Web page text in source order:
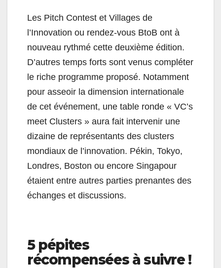
Les Pitch Contest et Villages de
l’Innovation ou rendez-vous BtoB ont à
nouveau rythmé cette deuxième édition.
D’autres temps forts sont venus compléter
le riche programme proposé. Notamment
pour asseoir la dimension internationale
de cet événement, une table ronde « VC’s
meet Clusters » aura fait intervenir une
dizaine de représentants des clusters
mondiaux de l’innovation. Pékin, Tokyo,
Londres, Boston ou encore Singapour
étaient entre autres parties prenantes des
échanges et discussions.
5 pépites
récompensées à suivre !